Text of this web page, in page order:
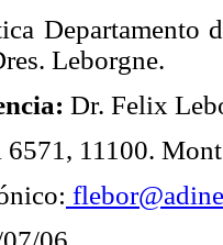
Departamento
Leborgne.
Dr. Felix
6571, 11100.